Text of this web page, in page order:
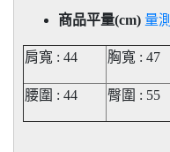
商品平量(cm) 量
肩寬 : 44 胸寬 : 47
腰圍 : 44 臀圍 : 55